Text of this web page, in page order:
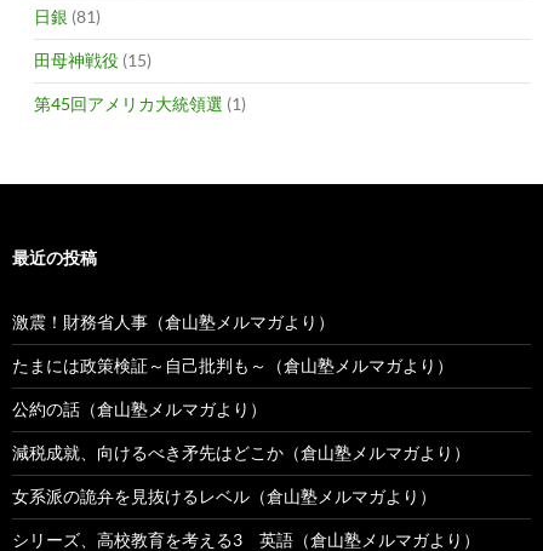
日銀 (81)
田母神戦役 (15)
第45回アメリカ大統領選 (1)
最近の投稿
激震！財務省人事（倉山塾メルマガより）
たまには政策検証～自己批判も～（倉山塾メルマガより）
公約の話（倉山塾メルマガより）
減税成就、向けるべき矛先はどこか（倉山塾メルマガより）
女系派の詭弁を見抜けるレベル（倉山塾メルマガより）
シリーズ、高校教育を考える3 英語（倉山塾メルマガより）